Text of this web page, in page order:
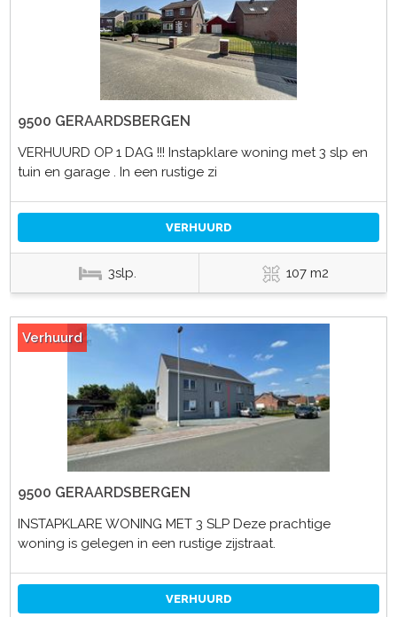
9500 GERAARDSBERGEN
VERHUURD OP 1 DAG !!! Instapklare woning met 3 slp en
tuin en garage . In een rustige zi
VERHUURD
3slp. 107 m2
Verhuurd
9500 GERAARDSBERGEN
INSTAPKLARE WONING MET 3 SLP Deze prachtige
woning is gelegen in een rustige zijstraat.
VERHUURD